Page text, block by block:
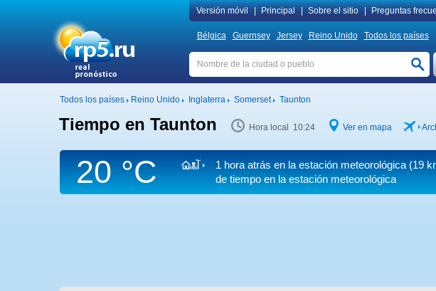
Versión móvil Principal Sobre el sitio Preguntas
Bélgica Guernsey Jersey Reino Unido Todos los países
Todos los países Reino Unido Inglaterra Somerset Taunton
Tiempo en Taunton Hora local 10:24 Ver en mapa
20 °C 1 hora atrás en la estación meteorológica (19
de tiempo en la estación meteorológica